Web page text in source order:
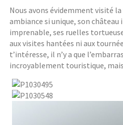
Nous avons évidemment visité
ambiance si unique, son château
imprenable, ses ruelles
aux visites hantées ni aux
t’intéresse, il n’y a que
incroyablement touristique, mais